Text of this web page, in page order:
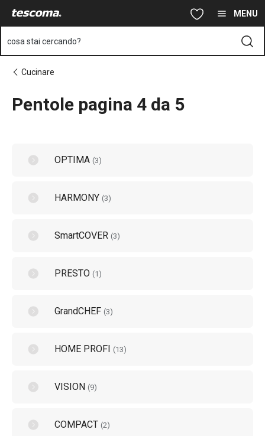
Vai al contenuto principale MENU
cosa stai cercando?
Cucinare
Pentole pagina 4 da 5
OPTIMA (3)
HARMONY (3)
SmartCOVER (3)
PRESTO (1 )
GrandCHEF (3)
HOME PROFI (13)
VISION (9)
COMPACT (2)